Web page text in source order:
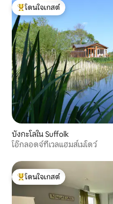
โดนใจเกสต์ที่สุด
โดนใจเกสต์
บังกะโลใน Suffolk
โอ๊กลอดจ์ที่เวลแฮมส์เมโดว์
โดนใจเกสต์ที่สุด
โดนใจเกสต์